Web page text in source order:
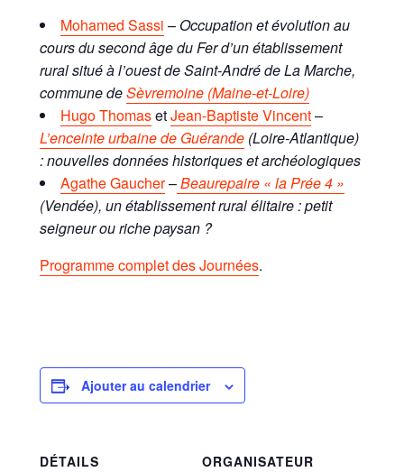
Mohamed Sassi – Occupation et évolution au
cours du second âge du Fer d’un établissement
rural situé à l’ouest de Saint-André de La Marche,
commune deSèvremoine (Maine-et-Loire)
Hugo ThomasetJean-Baptiste Vincent–
L’enceinte urbaine de Guérande (Loire-Atlantique)
: nouvelles données historiques et archéologiques
Agathe Gaucher–Beaurepaire « la Prée 4 »
(Vendée), un établissement rural élitaire : petit
seigneur ou riche paysan ?
Programme complet des Journées.
Ajouter au calendrier
DÉTAILS
ORGANISATEUR